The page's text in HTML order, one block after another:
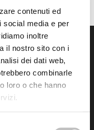
contenuti ed
social media e per
inoltre
il nostro sito con i
dei dati web,
combinarle
loro o che hanno